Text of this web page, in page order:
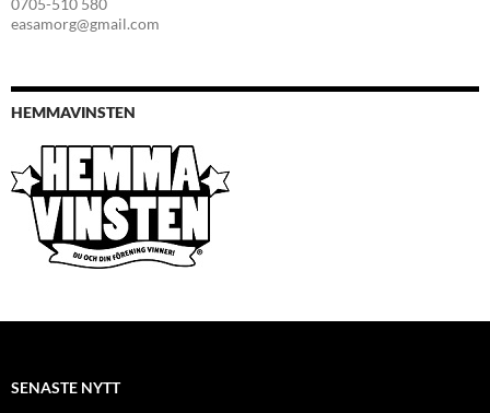
easamorg@gmail.com
HEMMAVINSTEN
SENASTE NYTT